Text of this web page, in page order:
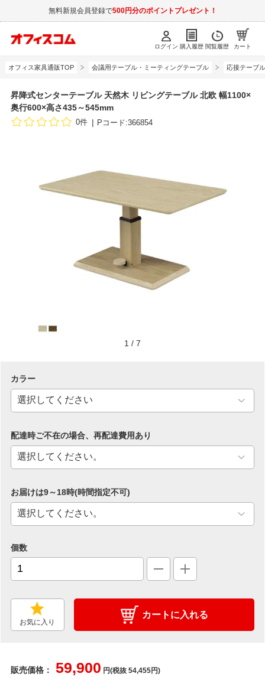
無料新規会員登録で500円分のポイントプレゼント！
ログイン 購入履歴 閲覧履歴 カート
オフィス家具通販TOP 会議用テーブル・ミーティングテーブル 応接テーブ
昇降式センターテーブル 天然木 リビングテーブル 北欧 幅1100×
奥行600×高さ435～545mm
0件 Pコード:366854
1 / 7
カラー
配達時ご不在の場合、再配達費用あり
お届けは9～18時(時間指定不可)
個数
お気に入り
カートに入れる
販売価格： 59,900 円(税抜 54,455円)